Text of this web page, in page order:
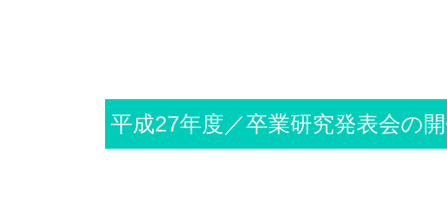
平成27年度／卒業研究発表会の